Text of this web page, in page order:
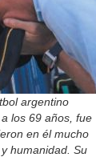
argentino
los 69 años, fue
en él mucho
humanidad. Su